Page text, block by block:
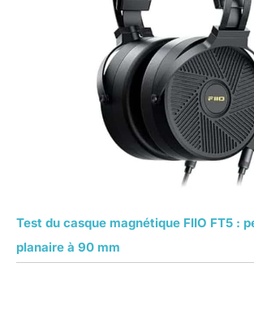
Test du casque magnétique FIIO FT5 :
planaire à 90 mm